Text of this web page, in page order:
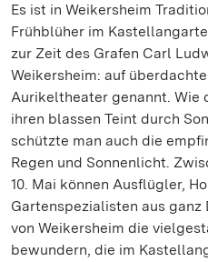
Es ist in Weikersheim
Frühblüher im
zur Zeit des Grafen Carl
Weikersheim: auf
Aurikeltheater genannt. Wie
ihren blassen Teint durch
schützte man auch die
Regen und Sonnenlicht.
10. Mai können Ausflügler,
Gartenspezialisten aus
von Weikersheim die
bewundern, die im